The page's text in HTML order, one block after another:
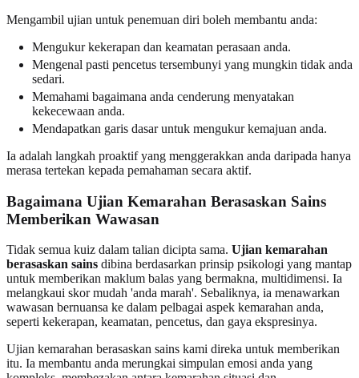
Mengambil ujian untuk penemuan diri boleh membantu anda:
Mengukur kekerapan dan keamatan perasaan anda.
Mengenal pasti pencetus tersembunyi yang mungkin tidak anda
sedari.
Memahami bagaimana anda cenderung menyatakan
kekecewaan anda.
Mendapatkan garis dasar untuk mengukur kemajuan anda.
Ia adalah langkah proaktif yang menggerakkan anda daripada hanya
merasa tertekan kepada pemahaman secara aktif.
Bagaimana Ujian Kemarahan Berasaskan Sains
Memberikan Wawasan
Tidak semua kuiz dalam talian dicipta sama. Ujian kemarahan
berasaskan sains dibina berdasarkan prinsip psikologi yang mantap
untuk memberikan maklum balas yang bermakna, multidimensi. Ia
melangkaui skor mudah 'anda marah'. Sebaliknya, ia menawarkan
wawasan bernuansa ke dalam pelbagai aspek kemarahan anda,
seperti kekerapan, keamatan, pencetus, dan gaya ekspresinya.
Ujian kemarahan berasaskan sains kami direka untuk memberikan
itu. Ia membantu anda merungkai simpulan emosi anda yang